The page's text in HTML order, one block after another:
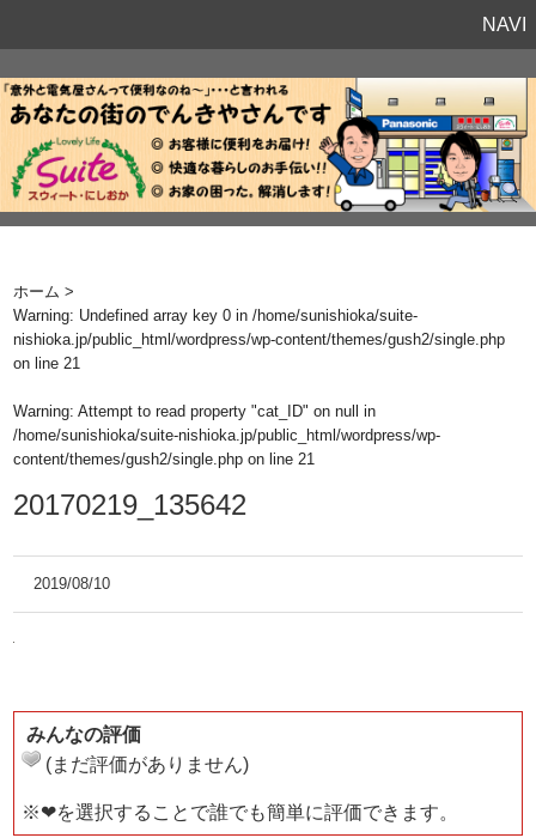
NAVI
ホーム >
Warning: Undefined array key 0 in/home/sunishioka/suite-
nishioka.jp/public_html/wordpress/wp-content/themes/gush2/single.php
on line21
Warning: Attempt to read property "cat_ID" on null in
/home/sunishioka/suite-nishioka.jp/public_html/wordpress/wp-
content/themes/gush2/single.php on line21
20170219_135642
2019/08/10
みんなの評価
(まだ評価がありません)
※❤を選択することで誰でも簡単に評価できます。